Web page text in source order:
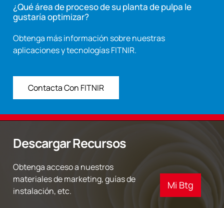
¿Qué área de proceso de su planta de pulpa le
gustaría optimizar?
Obtenga más información sobre nuestras
aplicaciones y tecnologías FITNIR.
Contacta Con FITNIR
Descargar Recursos
Obtenga acceso a nuestros
materiales de marketing, guías de
instalación, etc.
Mi Btg